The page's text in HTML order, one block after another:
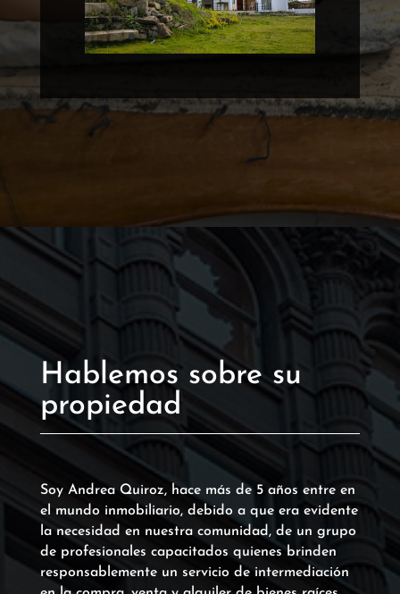
Hablemos sobre su
propiedad
Soy Andrea Quiroz, hace más de 5 años entre en
el mundo inmobiliario, debido a que era evidente
la necesidad en nuestra comunidad, de un grupo
de profesionales capacitados quienes brinden
responsablemente un servicio de intermediación